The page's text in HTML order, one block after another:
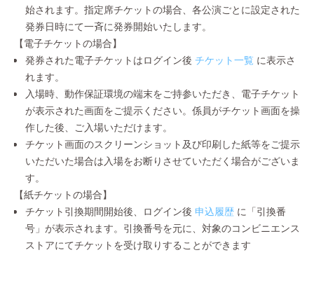
始されます。指定席チケットの場合、各公演ごとに設定された
発券日時にて一斉に発券開始いたします。
【電子チケットの場合】
発券された電子チケットはログイン後 チケット一覧 に表示さ
れます。
入場時、動作保証環境の端末をご持参いただき、電子チケット
が表示された画面をご提示ください。係員がチケット画面を操
作した後、ご入場いただけます。
チケット画面のスクリーンショット及び印刷した紙等をご提示
いただいた場合は入場をお断りさせていただく場合がございま
す。
【紙チケットの場合】
チケット引換期間開始後、ログイン後 申込履歴 に「引換番
号」が表示されます。引換番号を元に、対象のコンビニエンス
ストアにてチケットを受け取りすることができます